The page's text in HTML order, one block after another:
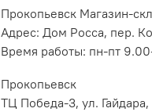
Прокопьевск Магазин-
Адрес: Дом Росса, пер.
Время работы: пн-пт
Прокопьевск
ТЦ Победа-3, ул. Гайдара,